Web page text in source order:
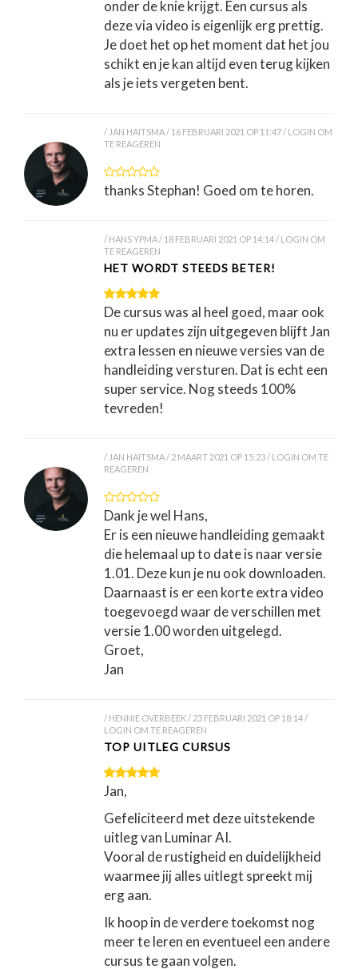
onder de knie krijgt. Een cursus als
deze via video is eigenlijk erg prettig.
Je doet het op het moment dat het jou
schikt en je kan altijd even terug kijken
als je iets vergeten bent.
JAN HAITSMA 16 FEBRUARI 2021 OP 11:47
LOGIN OM
TE REAGEREN
thanks Stephan! Goed om te horen.
HANS YPMA 18 FEBRUARI 2021 OP 14:14
LOGIN OM
TE REAGEREN
HET WORDT STEEDS BETER!
De cursus was al heel goed, maar ook
nu er updates zijn uitgegeven blijft Jan
extra lessen en nieuwe versies van de
handleiding versturen. Dat is echt een
super service. Nog steeds 100%
tevreden!
JAN HAITSMA 2 MAART 2021 OP 15:23
LOGIN OM TE
REAGEREN
Dank je wel Hans,
Er is een nieuwe handleiding gemaakt
die helemaal up to date is naar versie
1.01. Deze kun je nu ook downloaden.
Daarnaast is er een korte extra video
toegevoegd waar de verschillen met
versie 1.00 worden uitgelegd.
Groet,
Jan
HENNIE OVERBEEK
23 FEBRUARI 2021 OP 18:14
LOGIN OM TE REAGEREN
TOP UITLEG CURSUS
Jan,
Gefeliciteerd met deze uitstekende
uitleg van Luminar AI.
Vooral de rustigheid en duidelijkheid
waarmee jij alles uitlegt spreekt mij
erg aan.
Ik hoop in de verdere toekomst nog
meer te leren en eventueel een andere
cursus te gaan volgen.